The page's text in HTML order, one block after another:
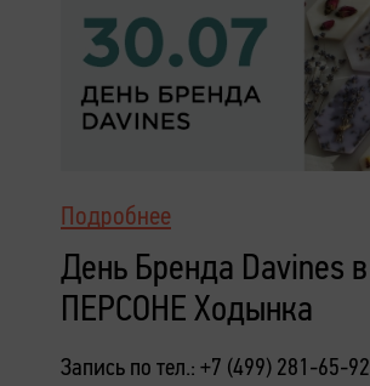
Подробнее
День Бренда Davines в
ПЕРСОНЕ Ходынка
Запись по тел.: +7 (499) 281-65-92